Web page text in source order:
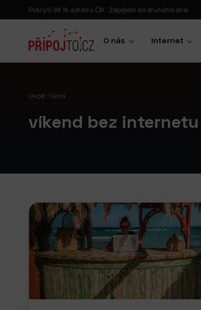
Pokrytí 98 % adres v ČR · Zapojení do druhého dne
O nás Internet
Úvod Téma
víkend bez internetu